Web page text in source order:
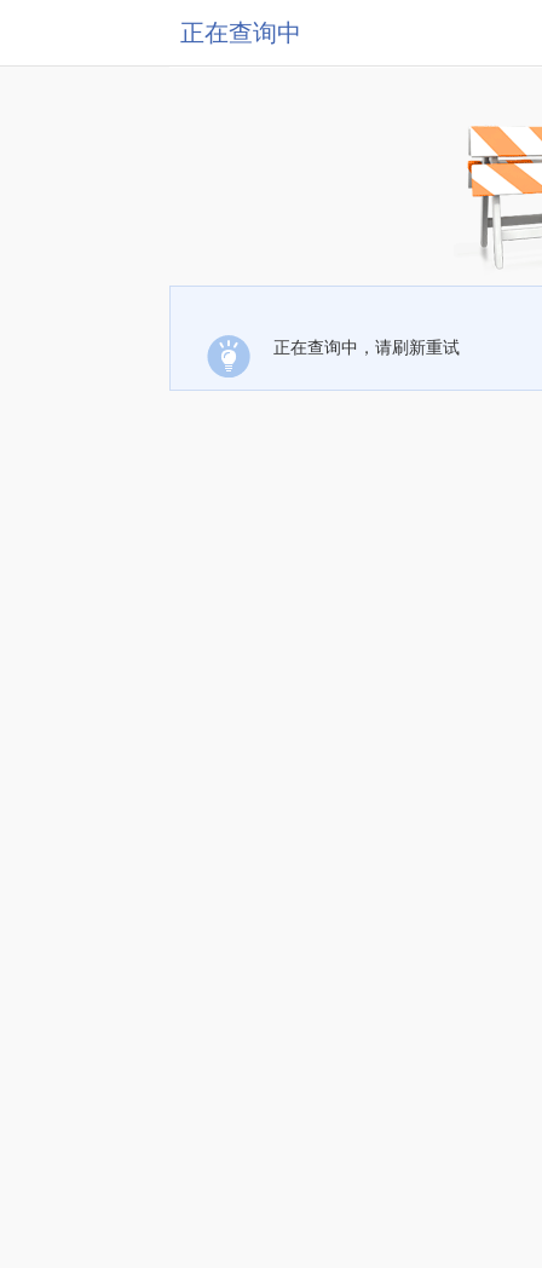
正在查询中
正在查询中，请刷新重试